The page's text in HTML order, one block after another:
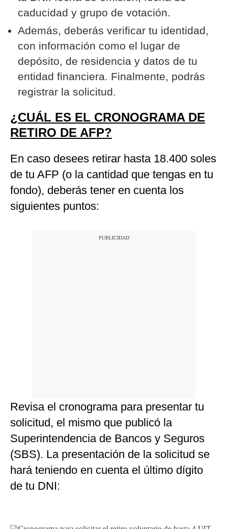
caducidad y grupo de votación.
Además, deberás verificar tu identidad,
con información como el lugar de
depósito, de residencia y datos de tu
entidad financiera. Finalmente, podrás
registrar la solicitud.
¿CUÁL ES EL CRONOGRAMA DE
RETIRO DE AFP?
En caso desees retirar hasta 18.400 soles
de tu AFP (o la cantidad que tengas en tu
fondo), deberás tener en cuenta los
siguientes puntos:
Revisa el cronograma para presentar tu
solicitud, el mismo que publicó la
Superintendencia de Bancos y Seguros
(SBS). La presentación de la solicitud se
hará teniendo en cuenta el último dígito
de tu DNI: